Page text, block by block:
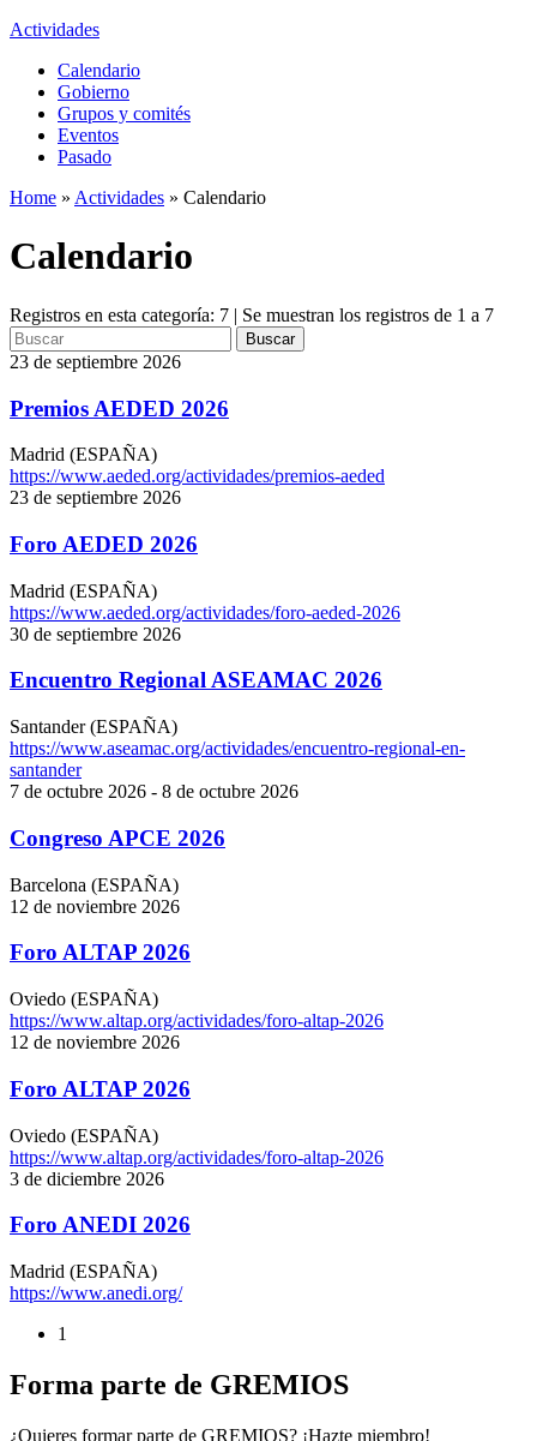
Actividades
Calendario
Gobierno
Grupos y comités
Eventos
Pasado
Home » Actividades » Calendario
Calendario
Registros en esta categoría: 7 | Se muestran los registros de 1 a 7
Buscar
23 de septiembre 2026
Premios AEDED 2026
Madrid (ESPAÑA)
https://www.aeded.org/actividades/premios-aeded
23 de septiembre 2026
Foro AEDED 2026
Madrid (ESPAÑA)
https://www.aeded.org/actividades/foro-aeded-2026
30 de septiembre 2026
Encuentro Regional ASEAMAC 2026
Santander (ESPAÑA)
https://www.aseamac.org/actividades/encuentro-regional-en-
santander
7 de octubre 2026 - 8 de octubre 2026
Congreso APCE 2026
Barcelona (ESPAÑA)
12 de noviembre 2026
Foro ALTAP 2026
Oviedo (ESPAÑA)
https://www.altap.org/actividades/foro-altap-2026
12 de noviembre 2026
Foro ALTAP 2026
Oviedo (ESPAÑA)
https://www.altap.org/actividades/foro-altap-2026
3 de diciembre 2026
Foro ANEDI 2026
Madrid (ESPAÑA)
https://www.anedi.org/
1
Forma parte de GREMIOS
¿Quieres formar parte de GREMIOS? ¡Hazte miembro!